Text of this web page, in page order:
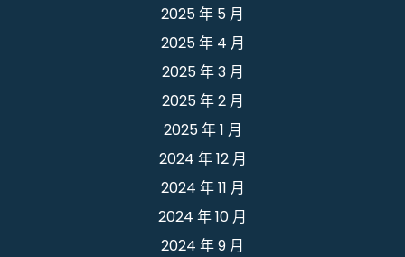
2025 年 5 月
2025 年 4 月
2025 年 3 月
2025 年 2 月
2025 年 1 月
2024 年 12 月
2024 年 11 月
2024 年 10 月
2024 年 9 月